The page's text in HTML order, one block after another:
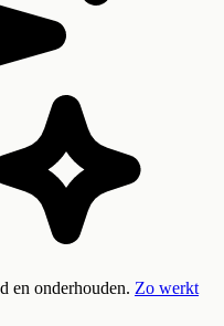
en onderhouden. Zo werkt